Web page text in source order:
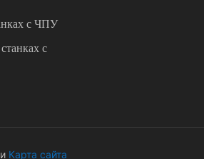
с ЧПУ
с
Карта сайта